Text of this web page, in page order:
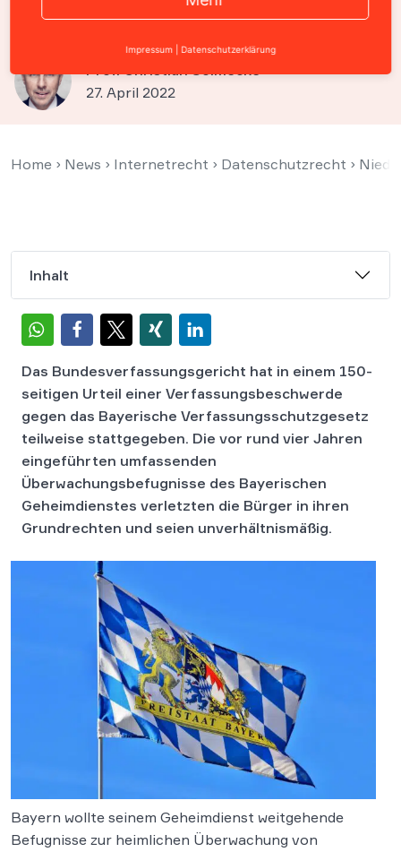
Geheimdienstreform
Prof. Christian Solmecke
27. April 2022
Home › News › Internetrecht › Datenschutzrecht ›
Inhalt
Das Bundesverfassungsgericht hat in einem 150-
seitigen Urteil einer Verfassungsbeschwerde
gegen das Bayerische Verfassungsschutzgesetz
teilweise stattgegeben. Die vor rund vier Jahren
eingeführten umfassenden
Überwachungsbefugnisse des Bayerischen
Geheimdienstes verletzten die Bürger in ihren
Grundrechten und seien unverhältnismäßig.
Bayern wollte seinem Geheimdienst weitgehende
Befugnisse zur heimlichen Überwachung von
Impressum Datenschutzerklärung